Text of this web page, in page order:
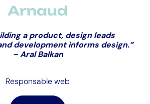
Arnaud
a product, design leads
development informs design.”
–Aral Balkan
Responsable web